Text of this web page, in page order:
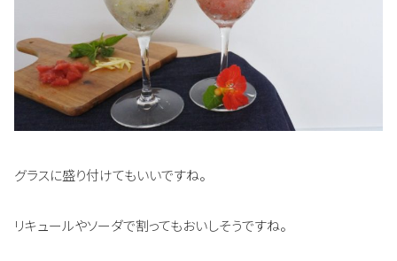
グラスに盛り付けてもいいですね。
リキュールやソーダで割ってもおいしそうですね。